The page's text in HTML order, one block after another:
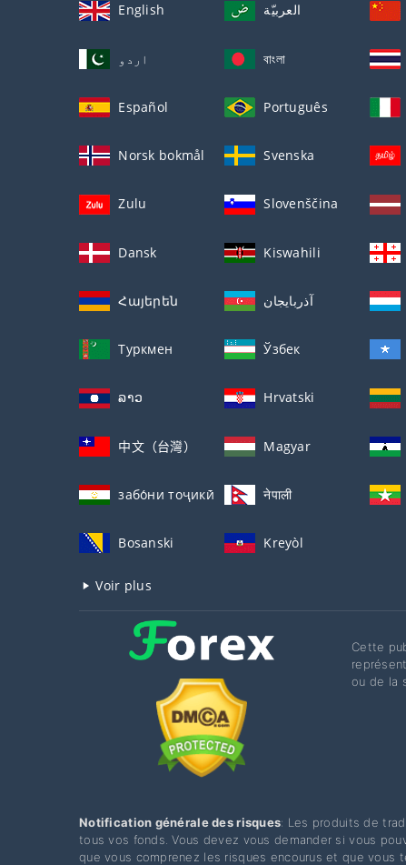
English العربيّة
اردو বাংলা
Español Português
Norsk bokmål Svenska
Zulu Slovenščina
Dansk Kiswahili
Հայերեն آذربايجان
Туркмен Ўзбек
ລາວ Hrvatski
中文（台灣） Magyar
забо́ни тоҷикӣ́ नेपाली
Bosanski Kreyòl
Voir plus
Cette
ou de la
Notification générale des risques: Les produits de
tous vos fonds. Vous devez vous demander si vous
que vous comprenez les risques encourus et que